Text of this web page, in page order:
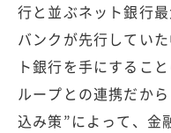
行と並ぶネット銀行
バンクが先行してい
ト銀行を手にするこ
ループとの連携だか
込み策”によって、金